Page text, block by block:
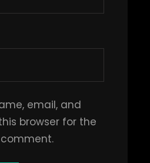
email, and
browser for the